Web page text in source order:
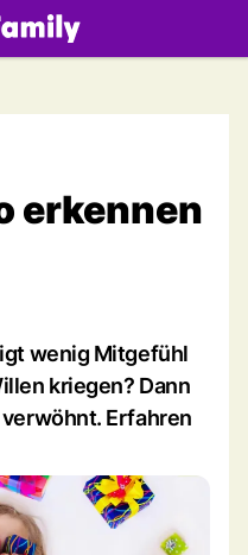
erkennen
wenig Mitgefühl
kriegen? Dann
Erfahren